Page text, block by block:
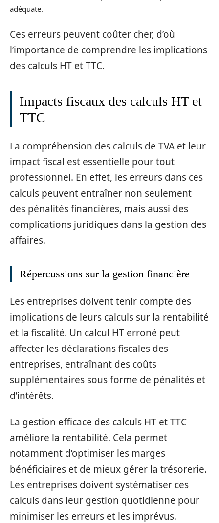
adéquate.
Ces erreurs peuvent coûter cher, d’où
l’importance de comprendre les implications
des calculs HT et TTC.
Impacts fiscaux des calculs HT et
TTC
La compréhension des calculs de TVA et leur
impact fiscal est essentielle pour tout
professionnel. En effet, les erreurs dans ces
calculs peuvent entraîner non seulement
des pénalités financières, mais aussi des
complications juridiques dans la gestion des
affaires.
Répercussions sur la gestion financière
Les entreprises doivent tenir compte des
implications de leurs calculs sur la rentabilité
et la fiscalité. Un calcul HT erroné peut
affecter les déclarations fiscales des
entreprises, entraînant des coûts
supplémentaires sous forme de pénalités et
d’intérêts.
La gestion efficace des calculs HT et TTC
améliore la rentabilité. Cela permet
notamment d’optimiser les marges
bénéficiaires et de mieux gérer la trésorerie.
Les entreprises doivent systématiser ces
calculs dans leur gestion quotidienne pour
minimiser les erreurs et les imprévus.